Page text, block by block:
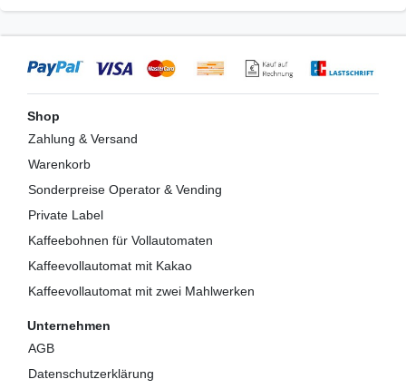
Shop
Zahlung & Versand
Warenkorb
Sonderpreise Operator & Vending
Private Label
Kaffeebohnen für Vollautomaten
Kaffeevollautomat mit Kakao
Kaffeevollautomat mit zwei Mahlwerken
Unternehmen
AGB
Datenschutzerklärung